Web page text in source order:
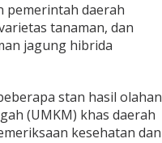
pemerintah daerah
tanaman, dan
jagung hibrida
stan hasil olahan
(UMKM) khas daerah
kesehatan dan